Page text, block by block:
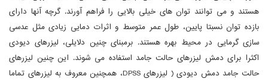
هستند و می توانند توان های خیلی بالایی را فراهم آورند. گرچه آنها دارای
بازده توان نسبتا پایین، طول عمر متوسط و اثرات دمایی زیادی مثل عدسی
سازی گرمایی در محیط بهره هستند. برمبنای چنین دلایلی، لیزرهای دیودی
اکثرا برای دمش لیزرهای حالت جامد استفاده می شوند. این چنین لیزرهای
حالت جامد دمش دیودی ( لیزرهای DPSS، همچنین معروف به لیزرهای تماما